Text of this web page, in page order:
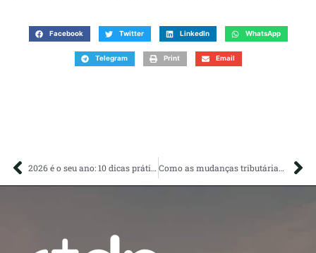
Facebook Twitter LinkedIn WhatsApp
Telegram Print Email
2026 é o seu ano: 10 dicas práticas para tirar seu negócio do papel Como as mudanças tributárias podem afetar o seu negócio a partir de 2026